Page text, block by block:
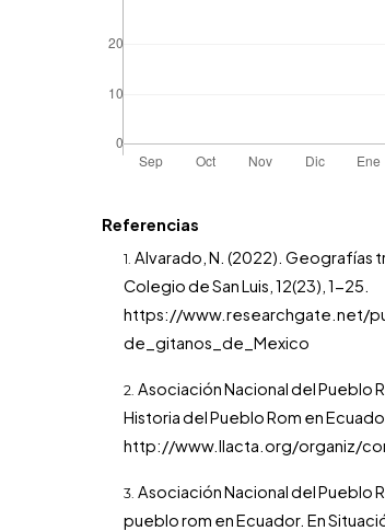
Referencias
Alvarado, N. (2022). Geografías
Colegio de San Luis, 12(23), 1-25.
https://www.researchgate.net/
de_gitanos_de_Mexico
Asociación Nacional del Pueblo
Historia del Pueblo Rom en
http://www.llacta.org/organiz/
Asociación Nacional del Pueblo
pueblo rom en Ecuador. En